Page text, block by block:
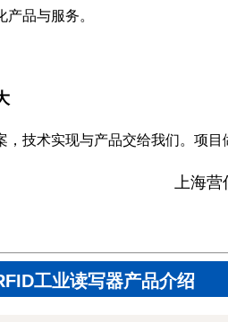
品与服务。
，技术实现与产品交给我们。项
上海营
工业读写器产品介绍